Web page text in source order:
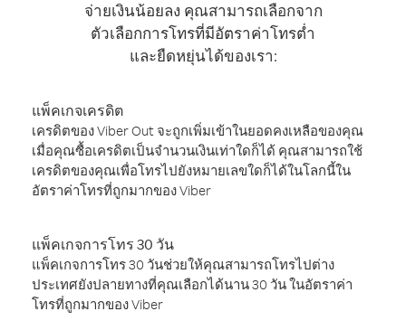
จ่ายเงินน้อยลง คุณสามารถเลือกจาก
ตัวเลือกการโทรที่มีอัตราค่าโทรต่ำ
และยืดหยุ่นได้ของเรา:
แพ็คเกจเครดิต
เครดิตของ Viber Out จะถูกเพิ่มเข้าในยอดคงเหลือของคุณ
เมื่อคุณซื้อเครดิตเป็นจำนวนเงินเท่าใดก็ได้ คุณสามารถใช้
เครดิตของคุณเพื่อโทรไปยังหมายเลขใดก็ได้ในโลกนี้ใน
อัตราค่าโทรที่ถูกมากของ Viber
แพ็คเกจการโทร 30 วัน
แพ็คเกจการโทร 30 วันช่วยให้คุณสามารถโทรไปต่าง
ประเทศยังปลายทางที่คุณเลือกได้นาน 30 วัน ในอัตราค่า
โทรที่ถูกมากของ Viber